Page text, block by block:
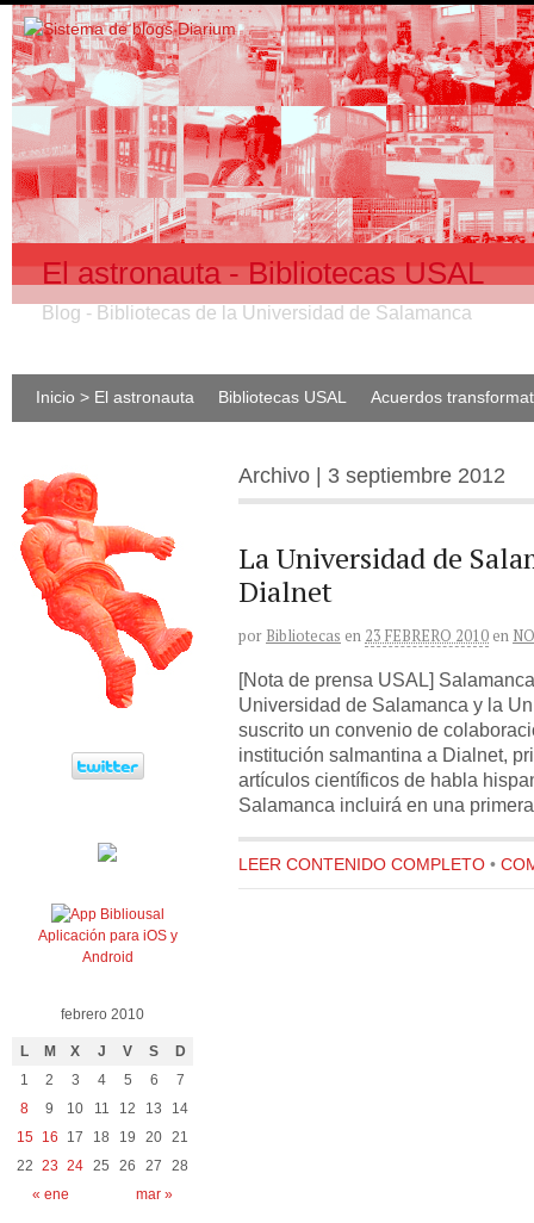
El astronauta - Bibliotecas USAL
Blog - Bibliotecas de la Universidad de Salamanca
Inicio > El astronauta Bibliotecas USAL Acuerdos
Archivo | 3 septiembre 2012
La Universidad de
Dialnet
por Bibliotecas en 23 FEBRERO 2010 en
[Nota de prensa USAL]
Universidad de Salamanca y la
suscrito un convenio de
institución salmantina a Dialnet,
artículos científicos de habla
Salamanca incluirá en una
LEER CONTENIDO COMPLETO •
Aplicación para iOS y
Android
febrero 2010
L M X J V S D
« ene mar »
1 2 3 4 5 6
7
8
9 10 11 12 13
14
15
16 17 18 19 20 21
22 23 24 25 26 27 28